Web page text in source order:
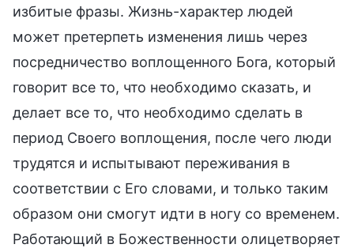
избитые фразы. Жизнь-характер людей
может претерпеть изменения лишь через
посредничество воплощенного Бога, который
говорит все то, что необходимо сказать, и
делает все то, что необходимо сделать в
период Своего воплощения, после чего люди
трудятся и испытывают переживания в
соответствии с Его словами, и только таким
образом они смогут идти в ногу со временем.
Работающий в Божественности олицетворяет